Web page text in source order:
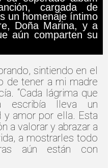
cargada de
un homenaje íntimo
Doña Marina, y a
aún comparten su
sintiendo en el
de tener a mi madre
“Cada lágrima que
escribía lleva un
amor por ella. Esta
a valorar y abrazar a
a mostrarles todo
aún están con